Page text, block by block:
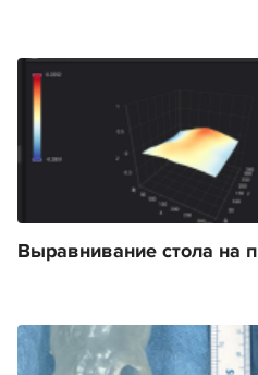
Выравнивание стола на